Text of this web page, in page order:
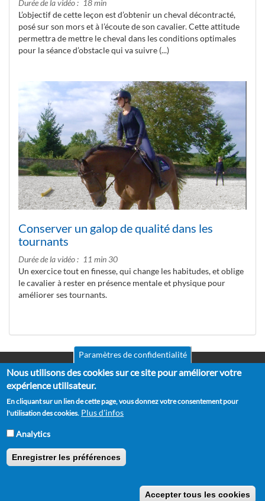
Durée de la vidéo
18 min
L’objectif de cette leçon est d’obtenir un cheval décontracté,
posé sur son mors et à l’écoute de son cavalier. Cette attitude
permettra de mettre le cheval dans les conditions optimales
pour la séance d’obstacle qui va suivre (...)
Conserver un galop de qualité dans les
tournants
Durée de la vidéo
11 min 30
Un exercice tout en finesse, qui change les habitudes, et oblige
le cavalier à rester en présence mentale et physique pour
améliorer ses tournants.
Pied
de
page
Mentions légales
CGV
Politique de confidentialité
Politique de cookies
Contact
Copyright © 2012 - 2026 Horse Academy - Tous droits réservés.
Paramètres de confidentialité
Nous utilisons des cookies sur ce site pour améliorer votre
expérience utilisateur.
En cliquant sur un lien de cette page, vous donnez votre consentement pour
l'utilisation des cookies. Plus d'infos
Analytics
Enregistrer les préférences
Accepter tous les cookies